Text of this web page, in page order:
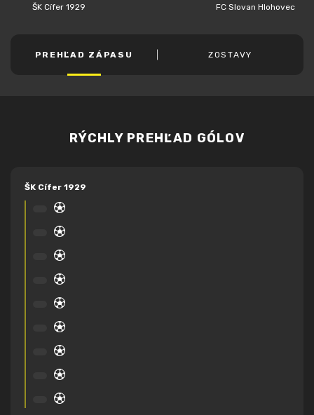
ŠK Cífer 1929 FC Slovan Hlohovec
PREHĽAD ZÁPASU ZOSTAVY
RÝCHLY PREHĽAD GÓLOV
ŠK Cífer 1929